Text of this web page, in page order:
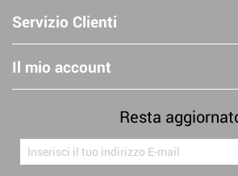
Servizio Clienti
Il mio account
Resta